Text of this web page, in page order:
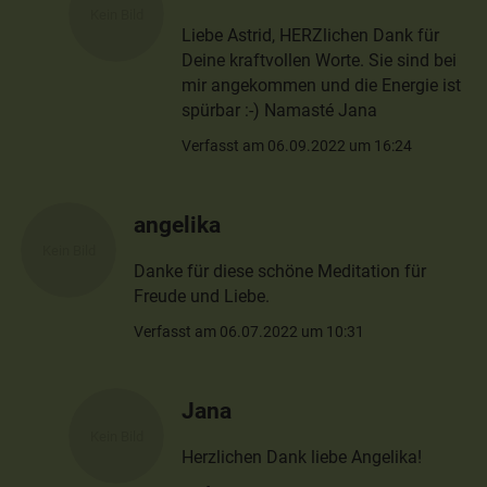
Liebe Astrid, HERZlichen Dank für
Deine kraftvollen Worte. Sie sind bei
mir angekommen und die Energie ist
spürbar :-) Namasté Jana
Verfasst am 06.09.2022 um 16:24
angelika
Danke für diese schöne Meditation für
Freude und Liebe.
Verfasst am 06.07.2022 um 10:31
Jana
Herzlichen Dank liebe Angelika!